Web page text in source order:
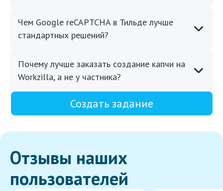
Чем Google reCAPTCHA в Тильде лучше
стандартных решений?
Почему лучше заказать создание капчи на
Workzilla, а не у частника?
Создать задание
Отзывы наших
пользователей